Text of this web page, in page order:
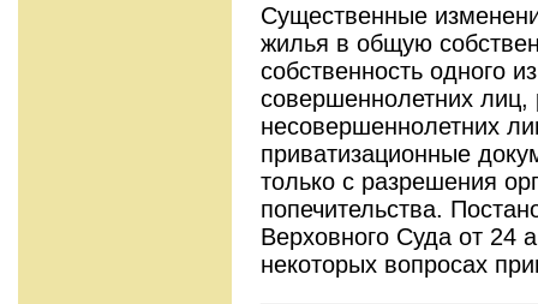
Существенные
жилья в общую
собственность одного
совершеннолетних лиц,
несовершеннолетних
приватизационные
только с разрешения
попечительства.
Верховного Суда от 24
некоторых вопросах